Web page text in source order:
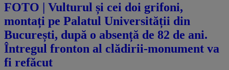
FOTO | Vulturul și cei doi grifoni,
montați pe Palatul Universității din
București, după o absență de 82 de ani.
Întregul fronton al clădirii-monument va
fi refăcut